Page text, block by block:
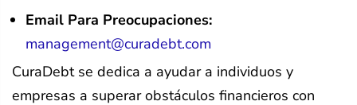
Email Para Preocupaciones:
management@curadebt.com
CuraDebt se dedica a ayudar a individuos y
empresas a superar obstáculos financieros con